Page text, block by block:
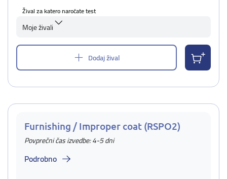
Žival za katero naročate test
Moje živali
Dodaj žival
Furnishing / Improper coat (RSPO2)
Povprečni čas izvedbe: 4-5 dni
Podrobno